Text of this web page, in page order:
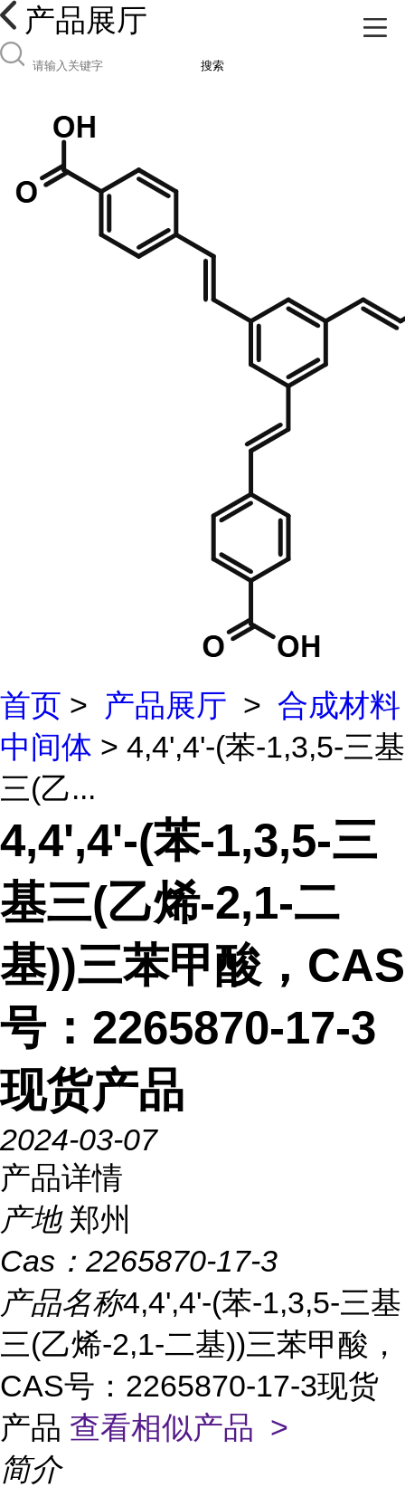
产品展厅
搜索
首页 > 产品展厅 > 合成材料
中间体 > 4,4',4'-(苯-1,3,5-三基
三(乙...
4,4',4'-(苯-1,3,5-三
基三(乙烯-2,1-二
基))三苯甲酸，CAS
号：2265870-17-3
现货产品
2024-03-07
产品详情
产地 郑州
Cas： 2265870-17-3
产品名称4,4',4'-(苯-1,3,5-三基
三(乙烯-2,1-二基))三苯甲酸，
CAS号：2265870-17-3现货
产品 查看相似产品 >
简介